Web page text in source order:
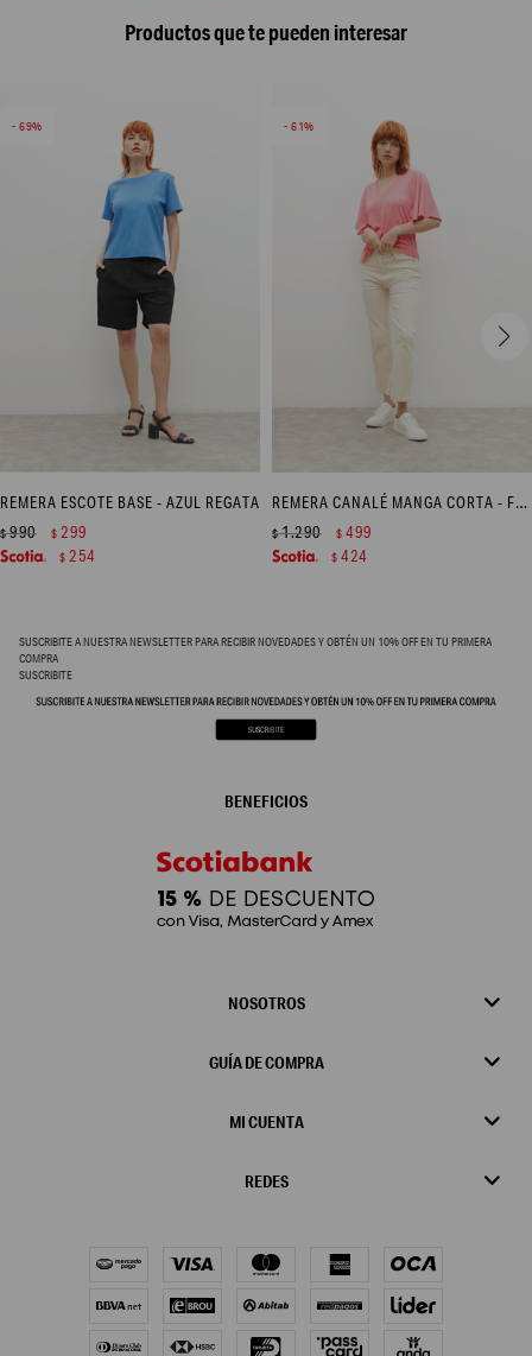
Productos que te pueden interesar
69
REMERA ESCOTE BASE - AZUL REGATA
$990 $ 299
$ 254
61
REMERA CANALÉ MANGA CORTA - FUCSIA
$1.290 $ 499
$ 424
SUSCRIBITE A NUESTRA NEWSLETTER PARA RECIBIR NOVEDADES Y OBTÉN UN 10% OFF EN TU PRIMERA
COMPRA
SUSCRIBITE
NOSOTROS
GUÍA DE COMPRA
MI CUENTA
REDES
BENEFICIOS